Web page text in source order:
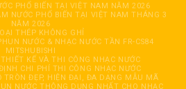
PHỔ BIẾN TẠI VIỆT NAM NĂM 2026
NƯỚC PHỔ BIẾN TẠI VIỆT NAM THÁNG 3
NĂM 2026
THÉP KHÔNG GHỈ
NƯỚC & NHẠC NƯỚC TẦN FR-CS84
MITSHUBISHI
KẾ VÀ THI CÔNG NHẠC NƯỚC
CHI PHÍ THI CÔNG NHẠC NƯỚC
TRÒN ĐẸP, HIỆN ĐẠI, ĐA DẠNG MẪU MÃ
NƯỚC THÔNG DỤNG NHẤT CHO NHẠC